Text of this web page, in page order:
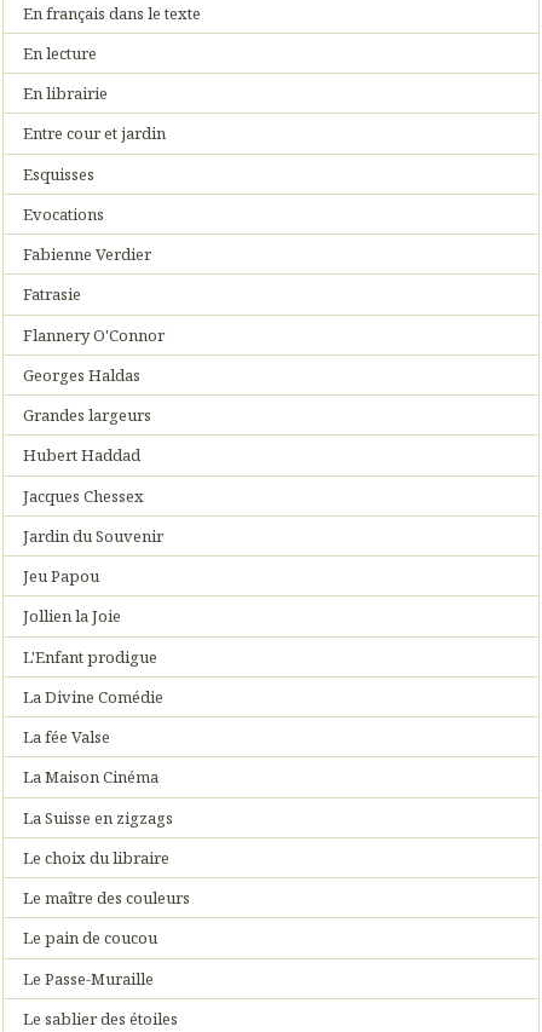
En français dans le texte
En lecture
En librairie
Entre cour et jardin
Esquisses
Evocations
Fabienne Verdier
Fatrasie
Flannery O'Connor
Georges Haldas
Grandes largeurs
Hubert Haddad
Jacques Chessex
Jardin du Souvenir
Jeu Papou
Jollien la Joie
L'Enfant prodigue
La Divine Comédie
La fée Valse
La Maison Cinéma
La Suisse en zigzags
Le choix du libraire
Le maître des couleurs
Le pain de coucou
Le Passe-Muraille
Le sablier des étoiles